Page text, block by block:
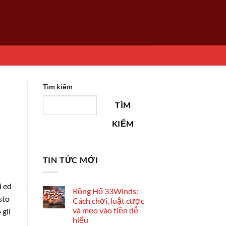
ed
gli
Tìm kiếm
TÌM
KIẾM
TIN TỨC MỚI
Rồng Hổ 33Winds:
Cách chơi, luật cược
và mẹo vào tiền dễ
hiểu